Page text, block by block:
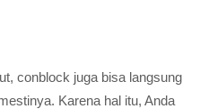
conblock juga bisa langsung
Karena hal itu, Anda